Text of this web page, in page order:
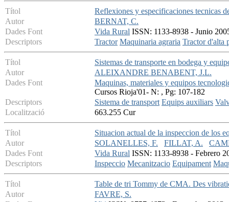
Títol
Reflexiones y especificaciones tecnicas
Autor
BERNAT, C.
Dades Font
Vida Rural ISSN: 1133-8938 - Junio
Descriptors
Tractor Maquinaria agraria Tractor d'alta
Títol
Sistemas de transporte en bodega y
Autor
ALEIXANDRE BENABENT, J.L.
Dades Font
Maquinas, materiales y equipos
Cursos Rioja'01- N: , Pg: 107-182
Descriptors
Sistema de transport Equips auxiliars
Localització
663.255 Cur
Títol
Situacion actual de la inspeccion de los
Autor
SOLANELLES, F. FILLAT, A.
Dades Font
Vida Rural ISSN: 1133-8938 - Febrero
Descriptors
Inspeccio Mecanitzacio Equipament
Títol
Table de tri Tommy de CMA. Des
Autor
FAVRE, S.